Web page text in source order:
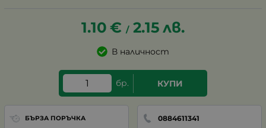
1.10 € / 2.15 лв.
В наличност
бр. КУПИ
БЪРЗА ПОРЪЧКА 0884611341